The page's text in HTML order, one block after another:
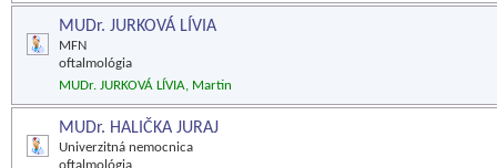
MUDr. JURKOVÁ LÍVIA
MFN
oftalmológia
MUDr. JURKOVÁ LÍVIA, Martin
MUDr. HALIČKA JURAJ
Univerzitná nemocnica